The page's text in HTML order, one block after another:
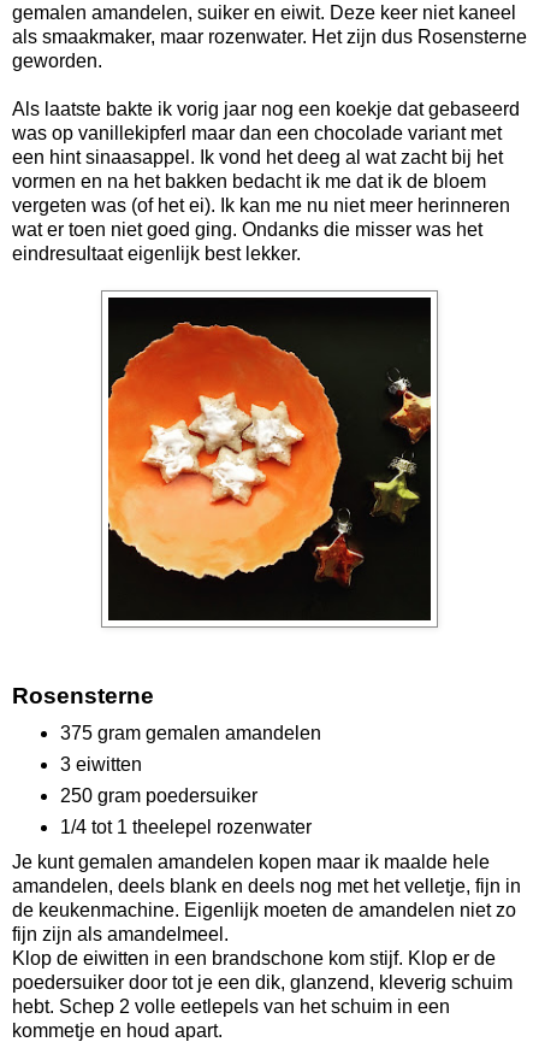
gemalen amandelen, suiker en eiwit. Deze keer niet kaneel
als smaakmaker, maar rozenwater. Het zijn dus Rosensterne
geworden.
Als laatste bakte ik vorig jaar nog een koekje dat gebaseerd
was op vanillekipferl maar dan een chocolade variant met
een hint sinaasappel. Ik vond het deeg al wat zacht bij het
vormen en na het bakken bedacht ik me dat ik de bloem
vergeten was (of het ei). Ik kan me nu niet meer herinneren
wat er toen niet goed ging. Ondanks die misser was het
eindresultaat eigenlijk best lekker.
Rosensterne
375 gram gemalen amandelen
3 eiwitten
250 gram poedersuiker
1/4 tot 1 theelepel rozenwater
Je kunt gemalen amandelen kopen maar ik maalde hele
amandelen, deels blank en deels nog met het velletje, fijn in
de keukenmachine. Eigenlijk moeten de amandelen niet zo
fijn zijn als amandelmeel.
Klop de eiwitten in een brandschone kom stijf. Klop er de
poedersuiker door tot je een dik, glanzend, kleverig schuim
hebt. Schep 2 volle eetlepels van het schuim in een
kommetje en houd apart.